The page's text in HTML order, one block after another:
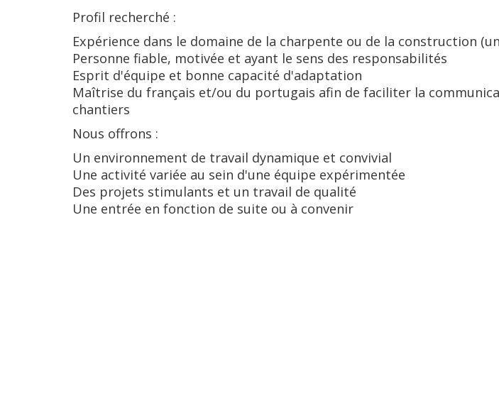
Profil recherché :
Expérience dans le domaine de la charpente ou de la construction
Personne fiable, motivée et ayant le sens des responsabilités
Esprit d'équipe et bonne capacité d'adaptation
Maîtrise du français et/ou du portugais afin de faciliter la
chantiers
Nous offrons :
Un environnement de travail dynamique et convivial
Une activité variée au sein d'une équipe expérimentée
Des projets stimulants et un travail de qualité
Une entrée en fonction de suite ou à convenir